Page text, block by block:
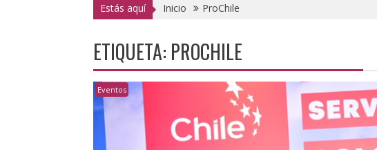
Estás aquí Inicio ProChile
ETIQUETA: PROCHILE
Eventos